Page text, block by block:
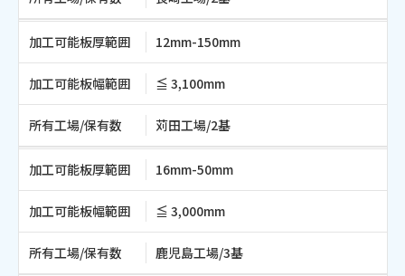
加工可能板厚範囲 12mm-150mm
加工可能板幅範囲 ≦ 3,100mm
所有工場/保有数 苅田工場/2基
加工可能板厚範囲 16mm-50mm
加工可能板幅範囲 ≦ 3,000mm
所有工場/保有数 鹿児島工場/3基